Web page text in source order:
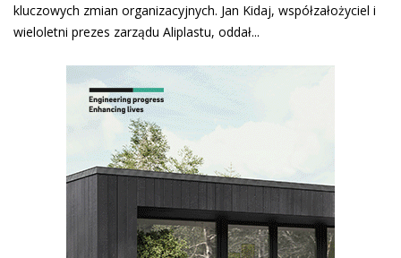
kluczowych zmian organizacyjnych. Jan Kidaj, współzałożyciel i
wieloletni prezes zarządu Aliplastu, oddał...